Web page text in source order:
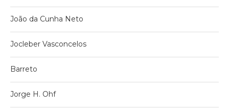
João da Cunha Neto
Jocleber Vasconcelos
Barreto
Jorge H. Ohf